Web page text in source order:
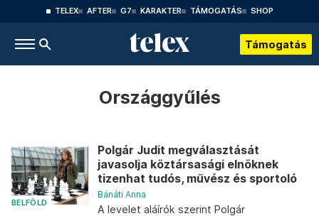
TELEX AFTER G7 KARAKTER TÁMOGATÁS SHOP
Támogatás
Országgyűlés
BELFÖLD
Polgár Judit megválasztását
javasolja köztársasági elnöknek
tizenhat tudós, művész és sportoló
Bánáti Anna
A levelet aláírók szerint Polgár